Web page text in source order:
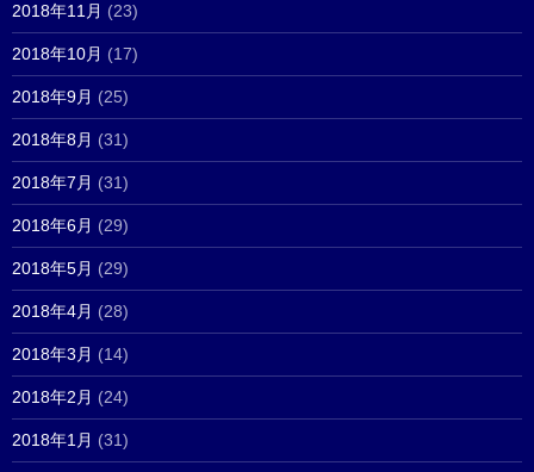
2018年11月 (23)
2018年10月 (17)
2018年9月 (25)
2018年8月 (31)
2018年7月 (31)
2018年6月 (29)
2018年5月 (29)
2018年4月 (28)
2018年3月 (14)
2018年2月 (24)
2018年1月 (31)